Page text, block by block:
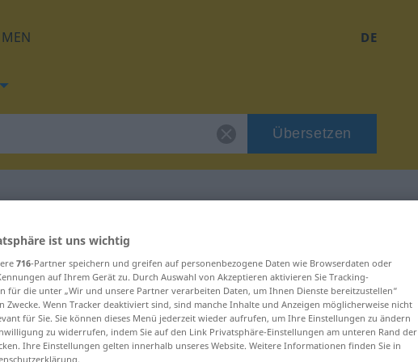
DE
Übersetzen
für "bubalica"
ist uns wichtig
716-Partner speichern und greifen auf personenbezogene Daten wie Browserdaten oder
auf Ihrem Gerät zu. Durch Auswahl von Akzeptieren aktivieren Sie Tracking-
für die unter „Wir und unsere Partner verarbeiten Daten, um Ihnen Dienste bereitzustellen“
Zwecke. Wenn Tracker deaktiviert sind, sind manche Inhalte und Anzeigen möglicherweise nicht
für Sie. Sie können dieses Menü jederzeit wieder aufrufen, um Ihre Einstellungen zu ändern
zu widerrufen, indem Sie auf den Link Privatsphäre-Einstellungen am unteren Rand der
Ihre Einstellungen gelten innerhalb unseres Website. Weitere Informationen finden Sie in